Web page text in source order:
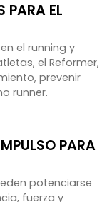
PARA EL
el running y
el Reformer,
prevenir
runner.
PARA
potenciarse
fuerza y